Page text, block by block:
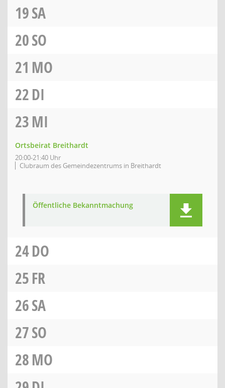
19SA
20SO
21 MO
22DI
23MI
Ortsbeirat Breithardt
20:00-21:40 Uhr
Clubraum des Gemeindezentrums in Breithardt
Öffentliche Bekanntmachung
24DO
25FR
26SA
27SO
28MO